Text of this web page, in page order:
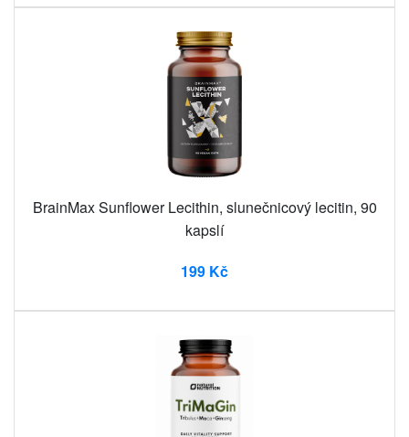
BrainMax Sunflower Lecithin, slunečnicový lecitin, 90
kapslí
199 Kč